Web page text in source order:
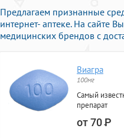
Предлагаем признанные
интернет- аптеке. На сайте
медицинских брендов с
Виагра
100мг
Самый
препарат
от 70Р